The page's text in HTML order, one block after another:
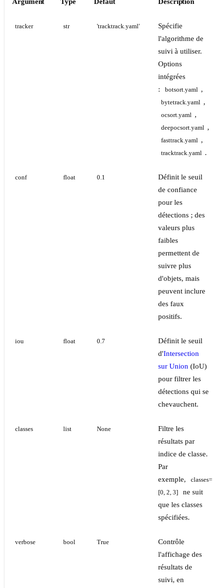
tracker str 'tracktrack.yaml'
Spécifie
l'algorithme de
suivi à utiliser.
Options
intégrées
:
botsort.yaml ,
bytetrack.yaml ,
ocsort.yaml ,
deepocsort.yaml ,
fasttrack.yaml ,
tracktrack.yaml .
conf float 0.1
Définit le seuil
de confiance
pour les
détections ; des
valeurs plus
faibles
permettent de
suivre plus
d'objets, mais
peuvent inclure
des faux
positifs.
iou float 0.7
Définit le seuil
d'Intersection
sur Union (IoU)
pour filtrer les
détections qui se
chevauchent.
classes list None
Filtre les
résultats par
indice de classe.
Par
exemple,
classes=
[0, 2, 3]
ne suit
que les classes
spécifiées.
verbose bool True
Contrôle
l'affichage des
résultats de
suivi, en